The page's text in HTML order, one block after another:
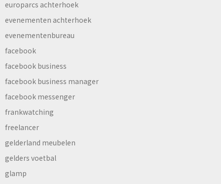
europarcs achterhoek
evenementen achterhoek
evenementenbureau
facebook
facebook business
facebook business manager
facebook messenger
frankwatching
freelancer
gelderland meubelen
gelders voetbal
glamp